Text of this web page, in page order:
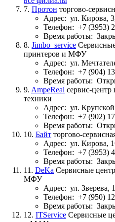
7. Протон торгово-
Адрес: ул. Кирова,
Телефон: +7 (3953)
Время работы:
8. Jimbo_service
принтеров и МФУ
Адрес: ул.
Телефон: +7 (904)
Время работы:
9. AmpeReal сервис-
техники
Адрес: ул.
Телефон: +7 (902)
Время работы:
10. Байт торгово-
Адрес: ул. Кирова,
Телефон: +7 (3953)
Время работы:
11. DeKa Сервисные
МФУ
Адрес: ул. Зверева,
Телефон: +7 (950)
Время работы:
12. ITService Сервисные